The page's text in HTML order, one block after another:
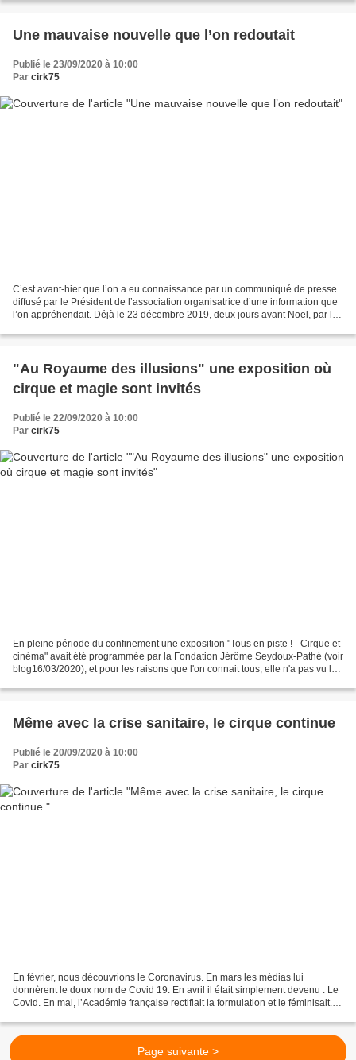
Une mauvaise nouvelle que l’on redoutait
Publié le 23/09/2020 à 10:00
Par cirk75
C’est avant-hier que l’on a eu connaissance par un communiqué de presse
diffusé par le Président de l’association organisatrice d’une information que
l’on appréhendait. Déjà le 23 décembre 2019, deux jours avant Noel, par le
"Au Royaume des illusions" une exposition où
cirque et magie sont invités
Publié le 22/09/2020 à 10:00
Par cirk75
En pleine période du confinement une exposition "Tous en piste ! - Cirque et
cinéma" avait été programmée par la Fondation Jérôme Seydoux-Pathé (voir
blog16/03/2020), et pour les raisons que l'on connait tous, elle n'a pas vu le
Même avec la crise sanitaire, le cirque continue
Publié le 20/09/2020 à 10:00
Par cirk75
En février, nous découvrions le Coronavirus. En mars les médias lui
donnèrent le doux nom de Covid 19. En avril il était simplement devenu : Le
Covid. En mai, l’Académie française rectifiait la formulation et le féminisait. Il
Page suivante >